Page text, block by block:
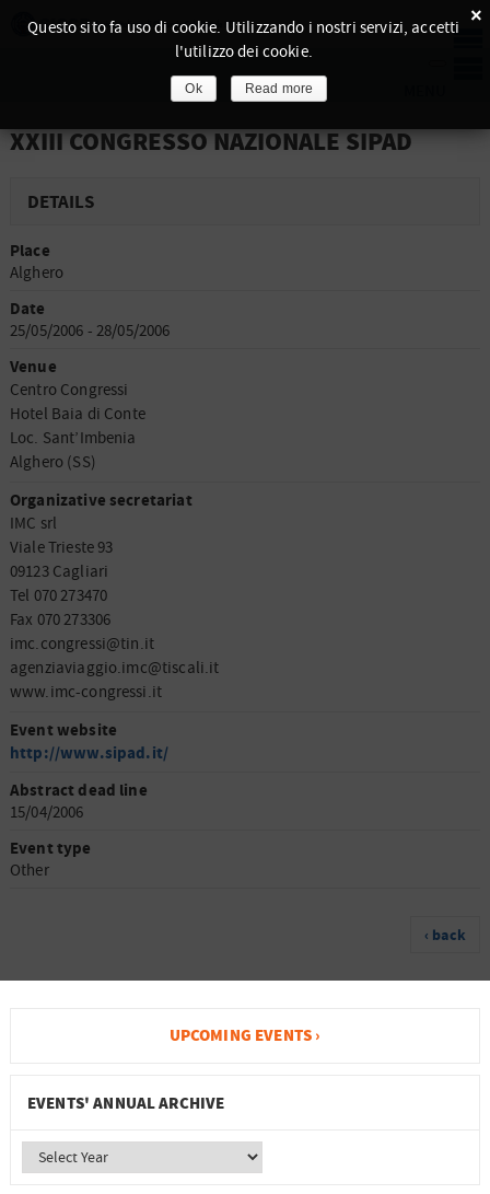
XXIII CONGRESSO NAZIONALE SIPAD
DETAILS
Place
Alghero
Date
25/05/2006 - 28/05/2006
Venue
Centro Congressi
Hotel Baia di Conte
Loc. Sant’Imbenia
Alghero (SS)
Organizative secretariat
IMC srl
Viale Trieste 93
09123 Cagliari
Tel 070 273470
Fax 070 273306
imc.congressi@tin.it
agenziaviaggio.imc@tiscali.it
www.imc-congressi.it
Event website
http://www.sipad.it/
Abstract dead line
15/04/2006
Event type
Other
‹ back
UPCOMING EVENTS ›
EVENTS' ANNUAL ARCHIVE
×
Questo sito fa uso di cookie. Utilizzando i nostri servizi, accetti
l'utilizzo dei cookie.
Ok Read more